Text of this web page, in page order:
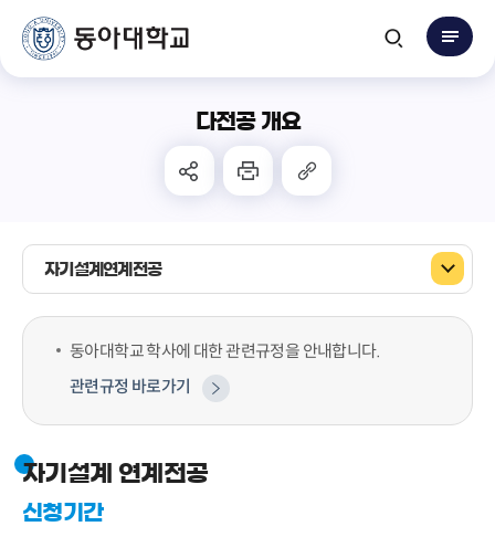
다전공 개요
자기설계연계전공
동아대학교 학사에 대한 관련규정을 안내합니다.
관련규정 바로가기
자기설계 연계전공
신청기간